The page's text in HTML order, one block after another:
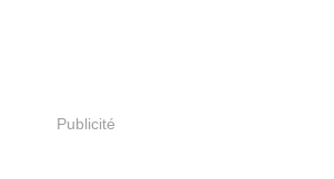
Publicité